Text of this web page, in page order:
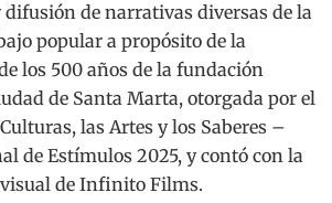
de narrativas diversas de la
popular a propósito de la
los 500 años de la fundación
de Santa Marta, otorgada por el
las Artes y los Saberes –
de Estímulos 2025, y contó con la
de Infinito Films.